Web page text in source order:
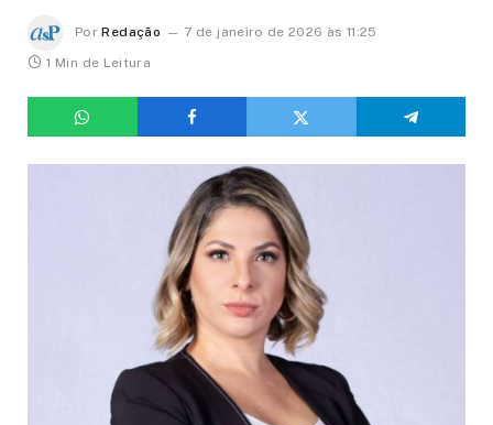
Por Redação
7 de janeiro de 2026 às 11:25
1 Min de Leitura